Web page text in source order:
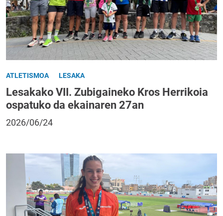
ATLETISMOA LESAKA
Lesakako VII. Zubigaineko Kros Herrikoia
ospatuko da ekainaren 27an
2026/06/24